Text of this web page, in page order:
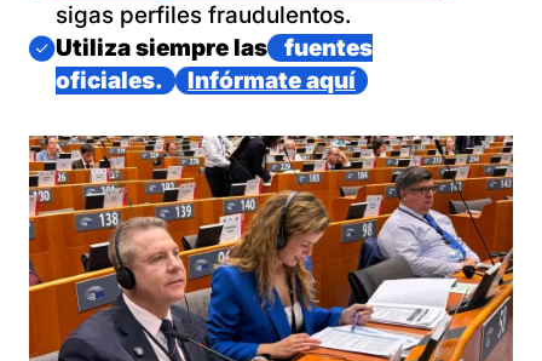
sigas perfiles fraudulentos.
Imagen
Utiliza siempre las
fuentes
oficiales.
Infórmate aquí